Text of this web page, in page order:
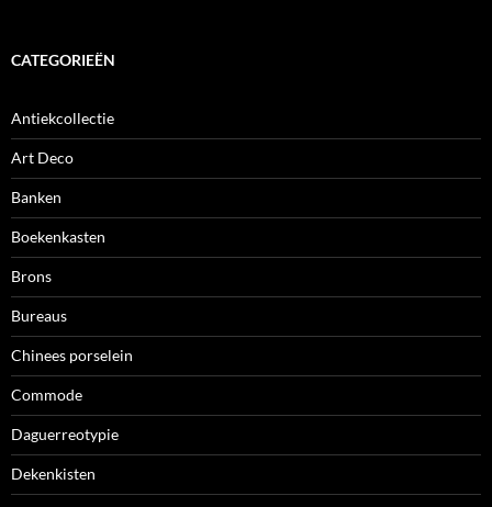
CATEGORIEËN
Antiekcollectie
Art Deco
Banken
Boekenkasten
Brons
Bureaus
Chinees porselein
Commode
Daguerreotypie
Dekenkisten